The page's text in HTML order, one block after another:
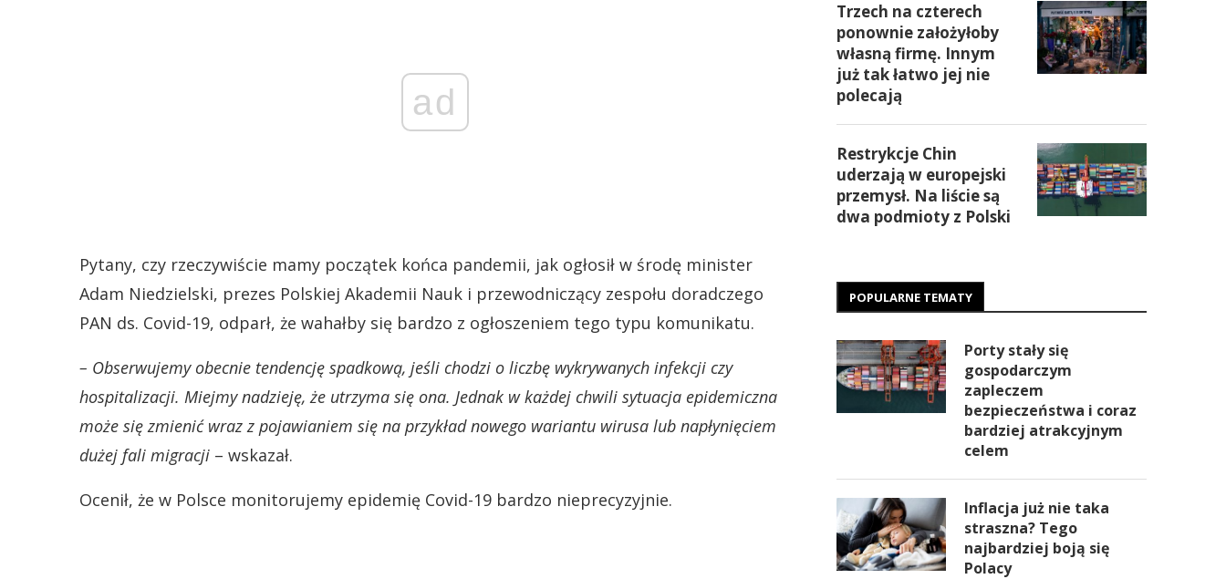
ad
Pytany, czy rzeczywiście mamy początek końca pandemii, jak ogłosił w środę minister
Adam Niedzielski, prezes Polskiej Akademii Nauk i przewodniczący zespołu doradczego
PAN ds. Covid-19, odparł, że wahałby się bardzo z ogłoszeniem tego typu komunikatu.
– Obserwujemy obecnie tendencję spadkową, jeśli chodzi o liczbę wykrywanych infekcji czy
hospitalizacji. Miejmy nadzieję, że utrzyma się ona. Jednak w każdej chwili sytuacja epidemiczna
może się zmienić wraz z pojawianiem się na przykład nowego wariantu wirusa lub napłynięciem
dużej fali migracji – wskazał.
Ocenił, że w Polsce monitorujemy epidemię Covid-19 bardzo nieprecyzyjnie.
Trzech na czterech
ponownie założyłoby
własną firmę. Innym
już tak łatwo jej nie
polecają
Restrykcje Chin
uderzają w europejski
przemysł. Na liście są
dwa podmioty z Polski
POPULARNE TEMATY
Porty stały się
gospodarczym
zapleczem
bezpieczeństwa i coraz
bardziej atrakcyjnym
celem
Inflacja już nie taka
straszna? Tego
najbardziej boją się
Polacy